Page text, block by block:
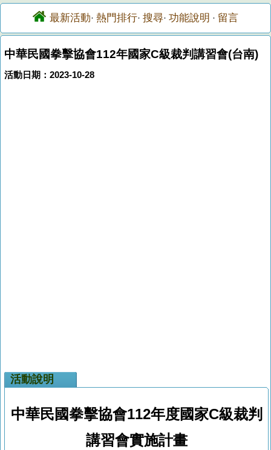
最新活動· 熱門排行· 搜尋· 功能說明 · 留言
中華民國拳擊協會112年國家C級裁判講習會(台南)
活動日期：2023-10-28
活動說明
中華民國拳擊協會112年度國家C級裁判
講習會實施計畫